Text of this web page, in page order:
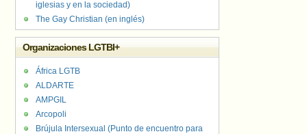
iglesias y en la sociedad)
The Gay Christian (en inglés)
Organizaciones LGTBI+
África LGTB
ALDARTE
AMPGIL
Arcopoli
Brújula Intersexual (Punto de encuentro para